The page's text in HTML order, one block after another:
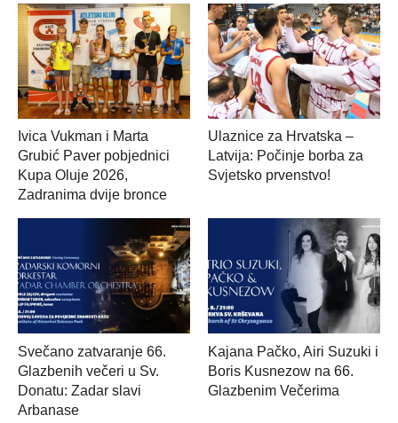
Ivica Vukman i Marta
Grubić Paver pobjednici
Kupa Oluje 2026,
Zadranima dvije bronce
Ulaznice za Hrvatska –
Latvija: Počinje borba za
Svjetsko prvenstvo!
Svečano zatvaranje 66.
Glazbenih večeri u Sv.
Donatu: Zadar slavi
Arbanase
Kajana Pačko, Airi Suzuki i
Boris Kusnezow na 66.
Glazbenim Večerima